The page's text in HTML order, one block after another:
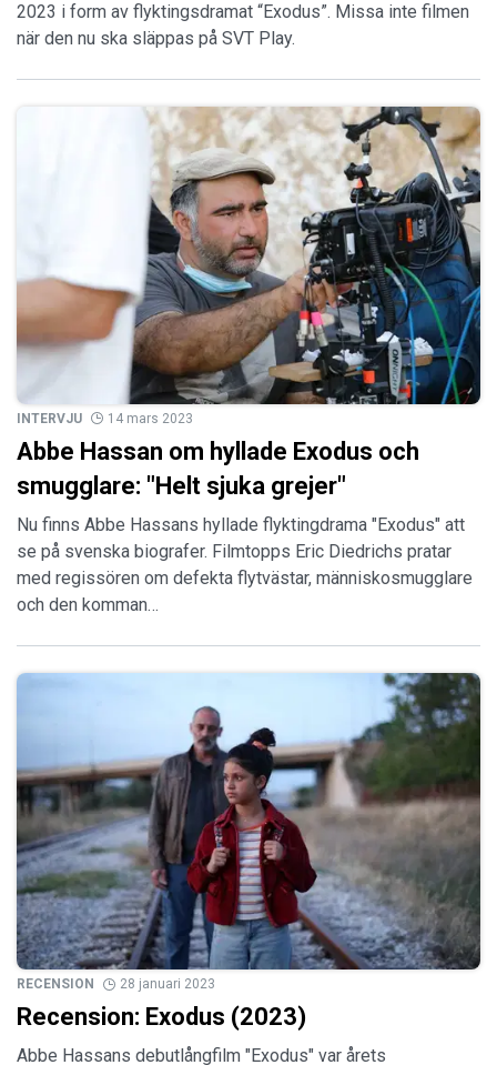
2023 i form av flyktingsdramat “Exodus”. Missa inte filmen
när den nu ska släppas på SVT Play.
INTERVJU 14 mars 2023
Abbe Hassan om hyllade Exodus och
smugglare: "Helt sjuka grejer"
Nu finns Abbe Hassans hyllade flyktingdrama "Exodus" att
se på svenska biografer. Filmtopps Eric Diedrichs pratar
med regissören om defekta flytvästar, människosmugglare
och den komman…
RECENSION 28 januari 2023
Recension: Exodus (2023)
Abbe Hassans debutlångfilm "Exodus" var årets